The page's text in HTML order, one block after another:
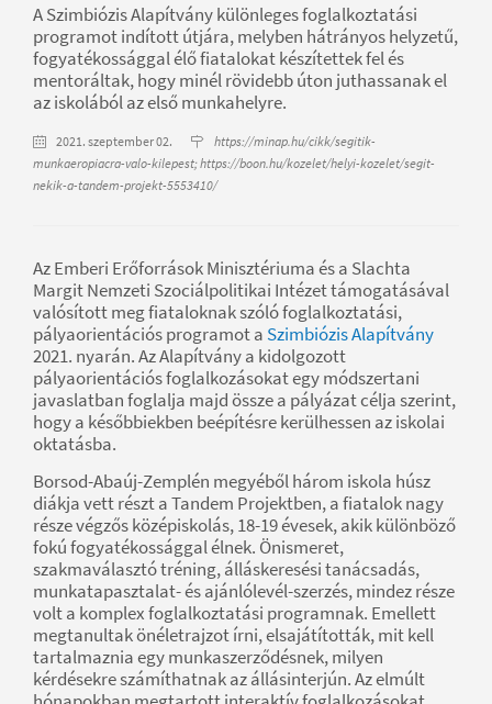
A Szimbiózis Alapítvány különleges foglalkoztatási
programot indított útjára, melyben hátrányos helyzetű,
fogyatékossággal élő fiatalokat készítettek fel és
mentoráltak, hogy minél rövidebb úton juthassanak el
az iskolából az első munkahelyre.
2021. szeptember 02.
https://minap.hu/cikk/segitik-
munkaeropiacra-valo-kilepest; https://boon.hu/kozelet/helyi-kozelet/segit-
nekik-a-tandem-projekt-5553410/
Az Emberi Erőforrások Minisztériuma és a Slachta
Margit Nemzeti Szociálpolitikai Intézet támogatásával
valósított meg fiataloknak szóló foglalkoztatási,
pályaorientációs programot a Szimbiózis Alapítvány
2021. nyarán. Az Alapítvány a kidolgozott
pályaorientációs foglalkozásokat egy módszertani
javaslatban foglalja majd össze a pályázat célja szerint,
hogy a későbbiekben beépítésre kerülhessen az iskolai
oktatásba.
Borsod-Abaúj-Zemplén megyéből három iskola húsz
diákja vett részt a Tandem Projektben, a fiatalok nagy
része végzős középiskolás, 18-19 évesek, akik különböző
fokú fogyatékossággal élnek. Önismeret,
szakmaválasztó tréning, álláskeresési tanácsadás,
munkatapasztalat- és ajánlólevél-szerzés, mindez része
volt a komplex foglalkoztatási programnak. Emellett
megtanultak önéletrajzot írni, elsajátították, mit kell
tartalmaznia egy munkaszerződésnek, milyen
kérdésekre számíthatnak az állásinterjún. Az elmúlt